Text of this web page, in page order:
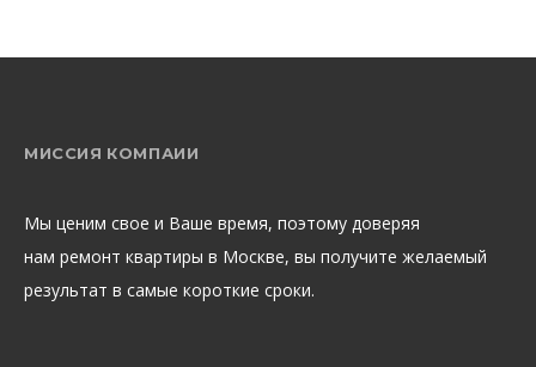
МИССИЯ КОМПАИИ
Мы ценим свое и Ваше время, поэтому доверяя
нам ремонт квартиры в Москве, вы получите желаемый
результат в самые короткие сроки.